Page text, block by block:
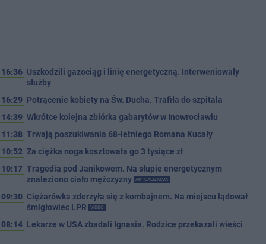
16:36 Uszkodzili gazociąg i linię energetyczną. Interweniowały
służby
16:29 Potrącenie kobiety na Św. Ducha. Trafiła do szpitala
14:39 Wkrótce kolejna zbiórka gabarytów w Inowrocławiu
11:38 Trwają poszukiwania 68-letniego Romana Kucały
10:52 Za ciężka noga kosztowała go 3 tysiące zł
10:17 Tragedia pod Janikowem. Na słupie energetycznym
znaleziono ciało mężczyzny
AKTUALIZACJA
09:30 Ciężarówka zderzyła się z kombajnem. Na miejscu lądował
śmigłowiec LPR
VIDEO
08:14 Lekarze w USA zbadali Ignasia. Rodzice przekazali wieści